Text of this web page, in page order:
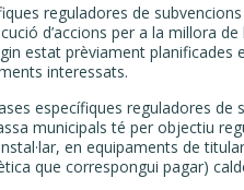
reguladores de
d’accions per a la millora
estat prèviament planificades
interessats.
específiques reguladores
municipals té per objectiu
en equipaments de
que correspongui pagar)